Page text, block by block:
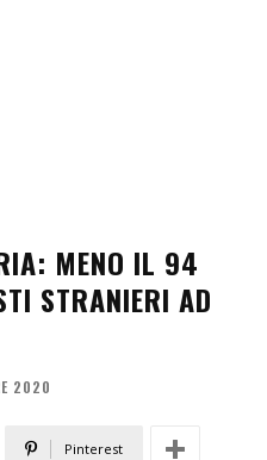
MENO IL 94
STRANIERI AD
2020
Pinterest